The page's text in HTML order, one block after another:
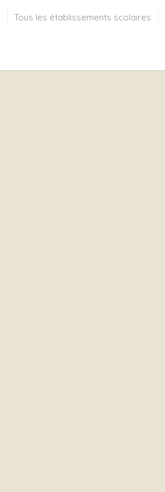
Tous les établissements scolaires